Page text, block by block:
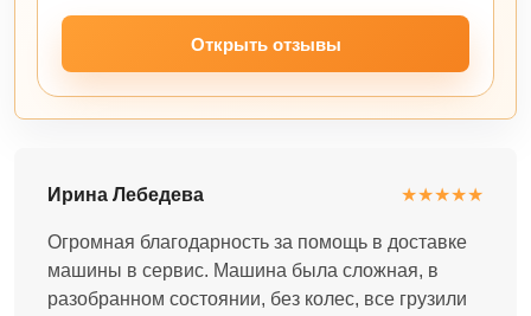
Открыть отзывы
Ирина Лебедева ★★★★★
Огромная благодарность за помощь в доставке
машины в сервис. Машина была сложная, в
разобранном состоянии, без колес, все грузили